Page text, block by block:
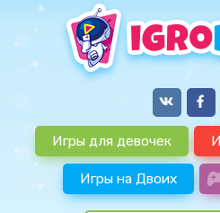
Игры для девочек
Игры на Двоих